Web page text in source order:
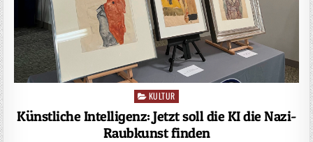
Posted
KULTUR
Künstliche Intelligenz: Jetzt soll die KI die Nazi-
Raubkunst finden